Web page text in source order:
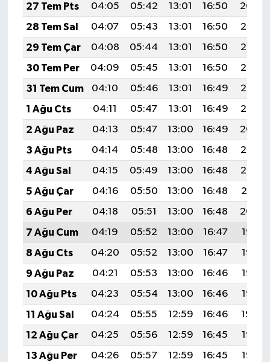
27 Tem Pts
04:05 05:42 13:01 16:50
20:09
28 Tem Sal
04:07 05:43 13:01 16:50
20:08
29 Tem Çar
04:08 05:44 13:01 16:50
20:07
30 Tem Per
04:09 05:45 13:01 16:50
20:06
31 Tem Cum
04:10 05:46 13:01 16:49
20:05
1 Ağu Cts
04:11 05:47 13:01 16:49
20:05
2 Ağu Paz
04:13 05:47 13:00 16:49
20:04
3 Ağu Pts
04:14 05:48 13:00 16:48
20:03
4 Ağu Sal
04:15 05:49 13:00 16:48
20:02
5 Ağu Çar
04:16 05:50 13:00 16:48
20:01
6 Ağu Per
04:18 05:51 13:00 16:48
20:00
7 Ağu Cum
04:19 05:52 13:00 16:47
19:58
8 Ağu Cts
04:20 05:52 13:00 16:47
19:57
9 Ağu Paz
04:21 05:53 13:00 16:46
19:56
10 Ağu Pts
04:23 05:54 13:00 16:46
19:55
11 Ağu Sal
04:24 05:55 12:59 16:46
19:54
12 Ağu Çar
04:25 05:56 12:59 16:45
19:53
13 Ağu Per
04:26 05:57 12:59 16:45
19:52